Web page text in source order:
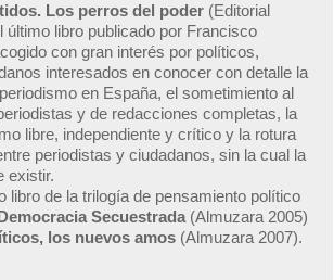
Los perros del poder (Editorial
último libro publicado por Francisco
con gran interés por políticos,
interesados en conocer con detalle la
en España, el sometimiento al
y de redacciones completas, la
libre, independiente y crítico y la rotura
periodistas y ciudadanos, sin la cual la
existir.
libro de la trilogía de pensamiento político
Secuestrada (Almuzara 2005)
los nuevos amos (Almuzara 2007).